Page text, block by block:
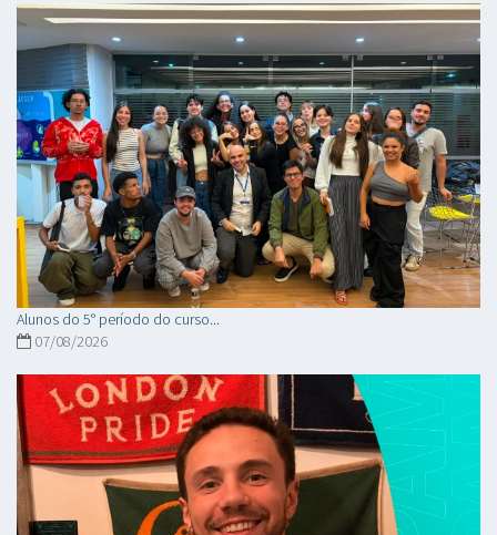
Alunos do 5° período do curso...
07/08/2026